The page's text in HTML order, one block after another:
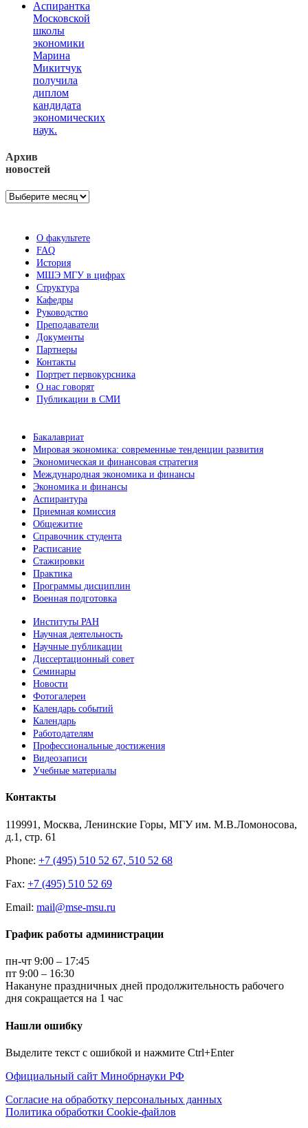
Аспирантка
Московской
школы
экономики
Марина
Микитчук
получила
диплом
кандидата
экономических
наук.
Архив
новостей
Архив
О факультете
FAQ
История
МШЭ МГУ в цифрах
Структура
Кафедры
Руководство
Преподаватели
Документы
Партнеры
Контакты
Портрет первокурсника
О нас говорят
Публикации в СМИ
Бакалавриат
Мировая экономика: современные тенденции развития
Экономическая и финансовая стратегия
Международная экономика и финансы
Экономика и финансы
Аспирантура
Приемная комиссия
Общежитие
Справочник студента
Расписание
Стажировки
Практика
Программы дисциплин
Военная подготовка
Институты РАН
Научная деятельность
Научные публикации
Диссертационный совет
Семинары
Новости
Фотогалереи
Календарь событий
Календарь
Работодателям
Профессиональные достижения
Видеозаписи
Учебные материалы
Контакты
119991, Москва, Ленинские Горы, МГУ им. М.В.Ломоносова,
д.1, стр. 61
Phone: +7 (495) 510 52 67, 510 52 68
Fax: +7 (495) 510 52 69
Email: mail@mse-msu.ru
График работы администрации
пн-чт 9:00 – 17:45
пт 9:00 – 16:30
Накануне праздничных дней продолжительность рабочего
дня сокращается на 1 час
Нашли ошибку
Выделите текст с ошибкой и нажмите Ctrl+Enter
Официальный сайт Минобрнауки РФ
Согласие на обработку персональных данных
Политика обработки Cookie-файлов